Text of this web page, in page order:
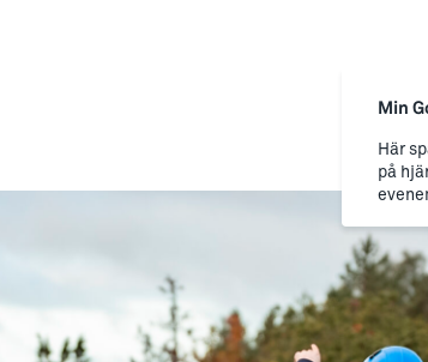
Min
Här
på